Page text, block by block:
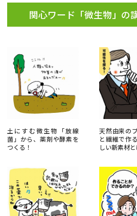
高3生用）
ら探す
資料検索
関心ワード「微生物」の
土にすむ微生物「放線
菌」から、薬剤や酵素を
つくる！
天然由来の
と繊維で作
しい新素材と